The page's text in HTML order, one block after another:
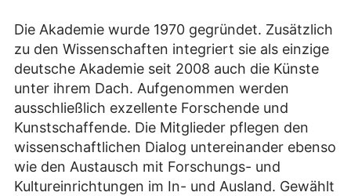
Die Akademie wurde 1970 gegründet. Zusätzlich
zu den Wissenschaften integriert sie als einzige
deutsche Akademie seit 2008 auch die Künste
unter ihrem Dach. Aufgenommen werden
ausschließlich exzellente Forschende und
Kunstschaffende. Die Mitglieder pflegen den
wissenschaftlichen Dialog untereinander ebenso
wie den Austausch mit Forschungs- und
Kultureinrichtungen im In- und Ausland. Gewählt